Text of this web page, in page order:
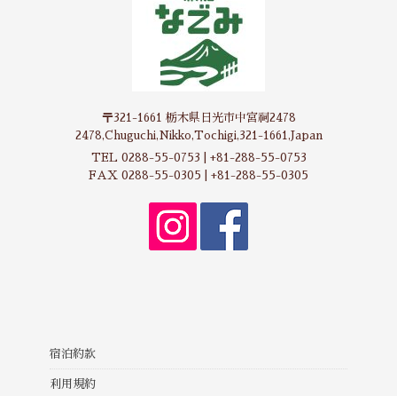
〒321-1661 栃木県日光市中宮祠2478
2478,Chuguchi,Nikko,Tochigi,321-1661,Japan
TEL 0288-55-0753 | +81-288-55-0753
FAX 0288-55-0305 | +81-288-55-0305
宿泊約款
利用規約